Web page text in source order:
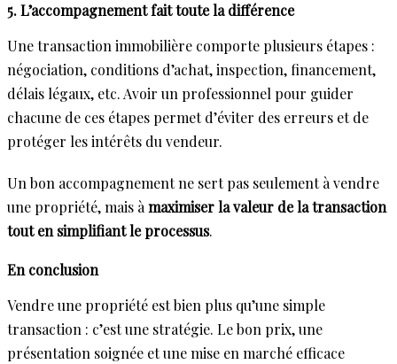
5. L’accompagnement fait toute la différence
Une transaction immobilière comporte plusieurs étapes :
négociation, conditions d’achat, inspection, financement,
délais légaux, etc. Avoir un professionnel pour guider
chacune de ces étapes permet d’éviter des erreurs et de
protéger les intérêts du vendeur.
Un bon accompagnement ne sert pas seulement à vendre
une propriété, mais àmaximiser la valeur de la transaction
tout en simplifiant le processus.
En conclusion
Vendre une propriété est bien plus qu’une simple
transaction : c’est une stratégie. Le bon prix, une
présentation soignée et une mise en marché efficace